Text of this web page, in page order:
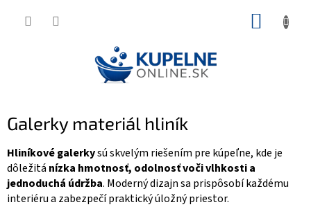
Galerky materiál hliník
Hliníkové galerkysú skvelým riešením pre kúpeľne, kde je
dôležitá nízka hmotnosť, odolnosť voči vlhkosti a
jednoduchá údržba. Moderný dizajn sa prispôsobí každému
interiéru a zabezpečí praktický úložný priestor.